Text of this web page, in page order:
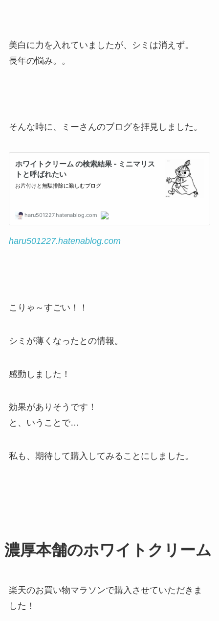
美白に力を入れていましたが、シミは消えず。
長年の悩み。。
そんな時に、ミーさんのブログを拝見しました。
haru501227.hatenablog.com
こりゃ～すごい！！
シミが薄くなったとの情報。
感動しました！
効果がありそうです！
と、いうことで…
私も、期待して購入してみることにしました。
濃厚本舗のホワイトクリーム
楽天のお買い物マラソンで購入させていただきま
した！